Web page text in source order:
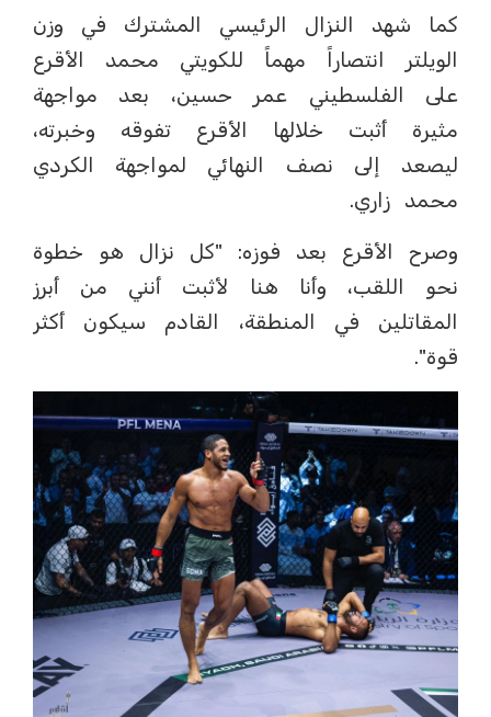
كما شهد النزال الرئيسي المشترك في وزن
الويلتر انتصاراً مهماً للكويتي محمد الأقرع
على الفلسطيني عمر حسين، بعد مواجهة
مثيرة أثبت خلالها الأقرع تفوقه وخبرته،
ليصعد إلى نصف النهائي لمواجهة الكردي
محمد زاري.
وصرح الأقرع بعد فوزه: "كل نزال هو خطوة
نحو اللقب، وأنا هنا لأثبت أنني من أبرز
المقاتلين في المنطقة، القادم سيكون أكثر
قوة".